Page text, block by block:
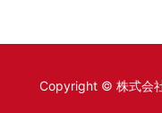
Copyright © 株式会